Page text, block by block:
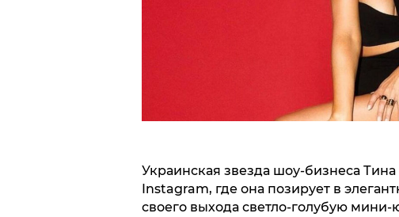
Украинская звезда шоу-бизнеса Тина
Instagram, где она позирует в
своего выхода светло-голубую